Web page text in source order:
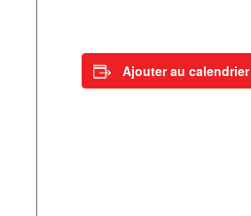
Ajouter au calendrier